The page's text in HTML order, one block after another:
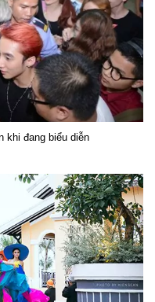
khi đang biểu diễn